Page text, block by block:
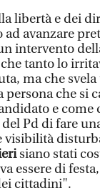
libertà e dei
avanzare
intervento
tanto lo
ma che
che si
e come
Pd di fare
visibilità
siano stati
essere di
cittadini".